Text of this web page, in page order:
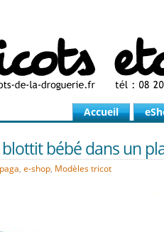
Accueil
bébé dans un
, e-shop, Modèles tricot